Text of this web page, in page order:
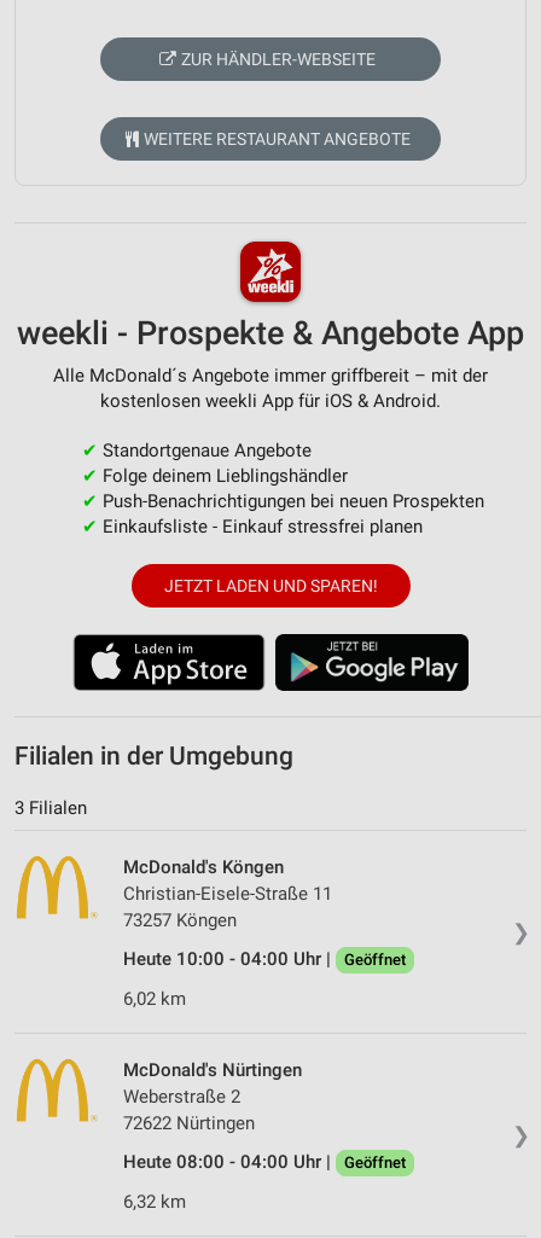
ZUR HÄNDLER-WEBSEITE
WEITERE RESTAURANT ANGEBOTE
weekli - Prospekte & Angebote App
Alle McDonald´s Angebote immer griffbereit – mit der
kostenlosen weekli App für iOS & Android.
✔ Standortgenaue Angebote
✔ Folge deinem Lieblingshändler
✔ Push-Benachrichtigungen bei neuen Prospekten
✔ Einkaufsliste - Einkauf stressfrei planen
JETZT LADEN UND SPAREN!
Filialen in der Umgebung
3 Filialen
❯
McDonald's Köngen
Christian-Eisele-Straße 11
73257 Köngen
Heute 10:00 - 04:00 Uhr |
Geöffnet
6,02 km
❯
McDonald's Nürtingen
Weberstraße 2
72622 Nürtingen
Heute 08:00 - 04:00 Uhr |
Geöffnet
6,32 km